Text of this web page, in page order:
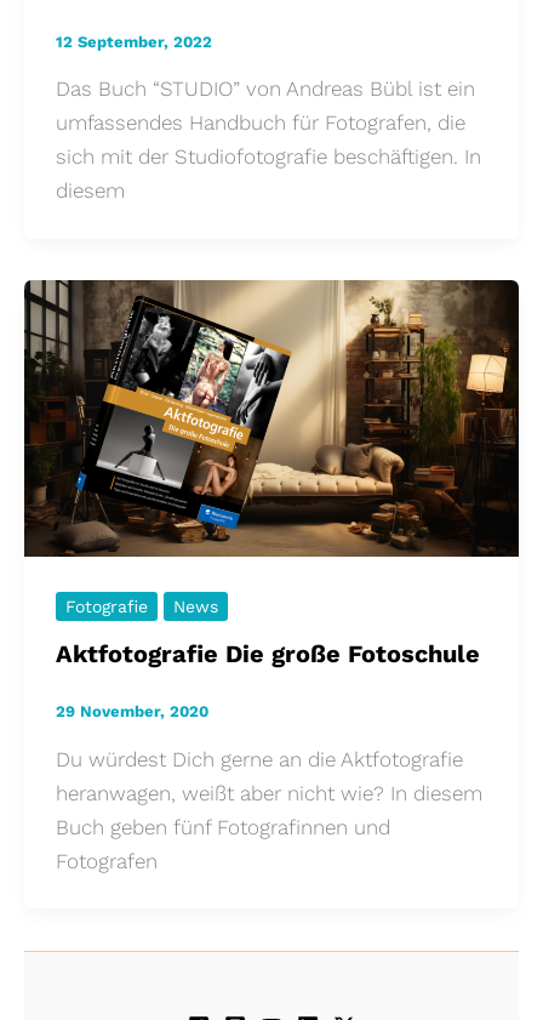
12 September, 2022
Das Buch “STUDIO” von Andreas Bübl ist ein
umfassendes Handbuch für Fotografen, die
sich mit der Studiofotografie beschäftigen. In
diesem
Fotografie News
Aktfotografie Die große Fotoschule
29 November, 2020
Du würdest Dich gerne an die Aktfotografie
heranwagen, weißt aber nicht wie? In diesem
Buch geben fünf Fotografinnen und
Fotografen